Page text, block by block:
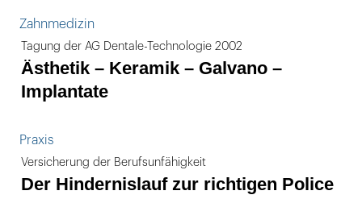
Zahnmedizin
Tagung der AG Dentale-Technologie 2002
Ästhetik – Keramik – Galvano –
Implantate
Praxis
Versicherung der Berufsunfähigkeit
Der Hindernislauf zur richtigen Police